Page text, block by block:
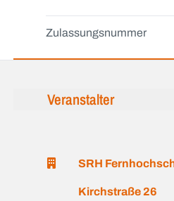
Zulassungsnummer
Veranstalter
SRH
Kirchstraße 26